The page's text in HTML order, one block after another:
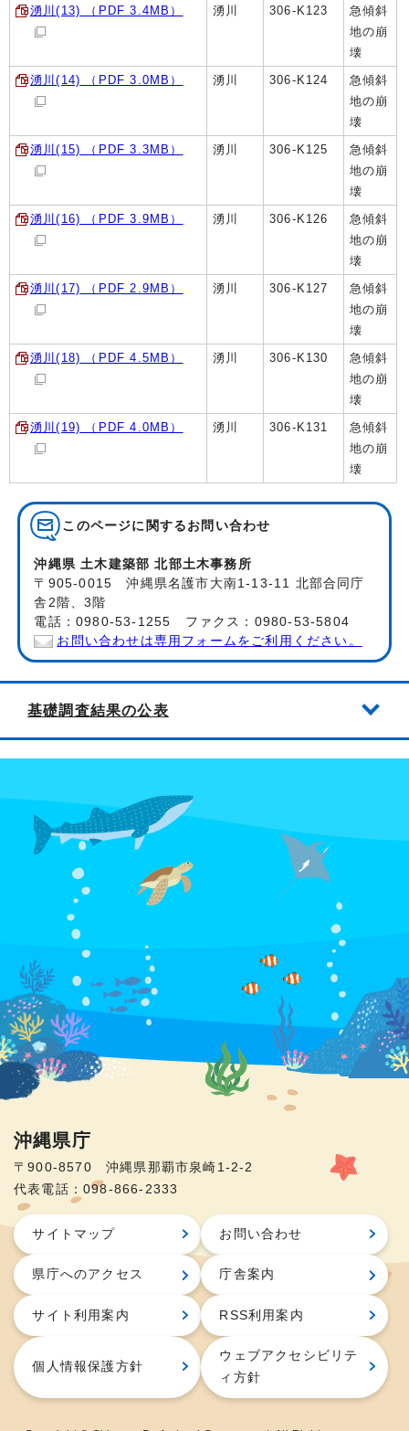
湧川(13) （PDF 3.4MB）
湧川 306-K123
急傾斜
地の崩
壊
湧川(14) （PDF 3.0MB）
湧川 306-K124
急傾斜
地の崩
壊
湧川(15) （PDF 3.3MB）
湧川 306-K125
急傾斜
地の崩
壊
湧川(16) （PDF 3.9MB）
湧川 306-K126
急傾斜
地の崩
壊
湧川(17) （PDF 2.9MB）
湧川 306-K127
急傾斜
地の崩
壊
湧川(18) （PDF 4.5MB）
湧川 306-K130
急傾斜
地の崩
壊
湧川(19) （PDF 4.0MB）
湧川 306-K131
急傾斜
地の崩
壊
このページに関する お問い合わせ
沖縄県 土木建築部 北部土木事務所
〒905-0015 沖縄県名護市大南1-13-11 北部合同庁
舎2階、3階
電話：0980-53-1255 ファクス：0980-53-5804
お問い合わせは専用フォームをご利用ください。
基礎調査結果の公表
沖縄県庁
〒900-8570 沖縄県那覇市泉崎1-2-2
代表電話：098-866-2333
サイトマップ お問い合わせ
県庁へのアクセス 庁舎案内
サイト利用案内 RSS利用案内
個人情報保護方針
ウェブアクセシビリテ
ィ方針